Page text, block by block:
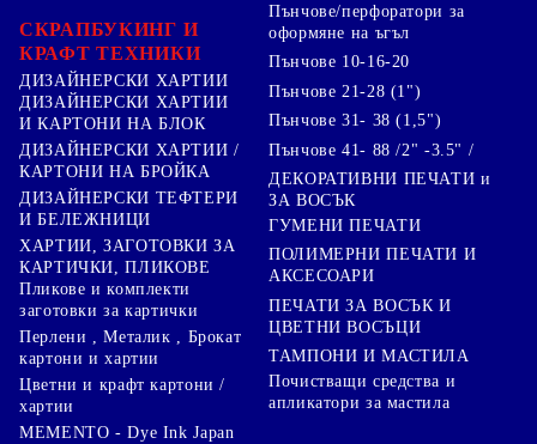
СКРАПБУКИНГ И
КРАФТ ТЕХНИКИ
ДИЗАЙНЕРСКИ ХАРТИИ
ДИЗАЙНЕРСКИ ХАРТИИ
И КАРТОНИ НА БЛОК
ДИЗАЙНЕРСКИ ХАРТИИ /
КАРТОНИ НА БРОЙКА
ДИЗАЙНЕРСКИ ТЕФТЕРИ
И БЕЛЕЖНИЦИ
ХАРТИИ, ЗАГОТОВКИ ЗА
КАРТИЧКИ, ПЛИКОВЕ
Пликове и комплекти
заготовки за картички
Перлени , Металик , Брокат
картони и хартии
Цветни и крафт картони /
хартии
Пънчове/перфоратори за
оформяне на ъгъл
Пънчове 10-16-20
Пънчове 21-28 (1")
Пънчове 31- 38 (1,5")
Пънчове 41- 88 /2" -3.5" /
ДЕКОРАТИВНИ ПЕЧАТИ и
ЗА ВОСЪК
ГУМЕНИ ПЕЧАТИ
ПОЛИМЕРНИ ПЕЧАТИ И
АКСЕСОАРИ
ПЕЧАТИ ЗА ВОСЪК И
ЦВЕТНИ ВОСЪЦИ
ТАМПОНИ И МАСТИЛА
Почистващи средства и
апликатори за мастила
MEMENTO - Dye Ink Japan